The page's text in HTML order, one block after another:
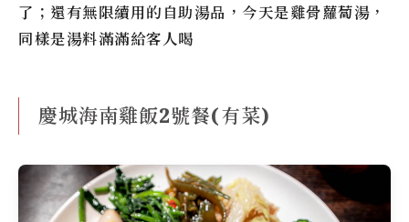
了；還有無限續用的自助湯品，今天是雞骨蘿蔔湯，
同樣是湯料滿滿給客人喝
慶城海南雞飯2號餐(有菜)